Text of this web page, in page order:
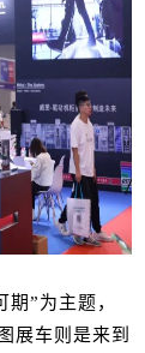
”为主题，
展车则是来到